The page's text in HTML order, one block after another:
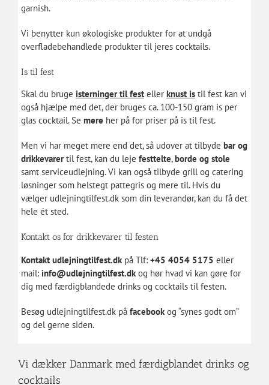
garnish.
Vi benytter kun økologiske produkter for at undgå
overfladebehandlede produkter til jeres cocktails.
Is til fest
Skal du bruge isterninger til festeller knust istil fest kan vi
også hjælpe med det, der bruges ca. 100-150 gram is per
glas cocktail.Se mere herpå for priser på is til fest.
Men vi har meget mere end det, så udover at tilbyde bar og
drikkevarertil fest, kan du leje festtelte,borde og stole
samt serviceudlejning. Vi kan også tilbyde grill og catering
løsninger som helstegt pattegrisog mere til. Hvis du
vælger udlejningtilfest.dk som din leverandør, kan du få det
hele ét sted.
Kontakt os for drikkevarer til festen
Kontakt udlejningtilfest.dkpå Tlf:+45 4054 5175 eller
mail: info@udlejningtilfest.dkog hør hvad vi kan gøre for
dig med færdigblandede drinks og cocktails til festen.
Besøg udlejningtilfest.dk på facebookog “synes godt om”
og del gerne siden.
Vi dækker Danmark med færdigblandet drinks og
cocktails